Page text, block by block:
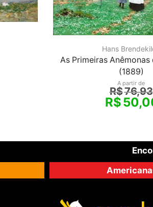
Hans
As Primeiras Anêmonas
(1889)
A partir de
R$76,93
R$